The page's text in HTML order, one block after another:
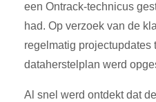
een Ontrack-technicus
had. Op verzoek van de
regelmatig projectupdates
dataherstelplan werd
Al snel werd ontdekt dat